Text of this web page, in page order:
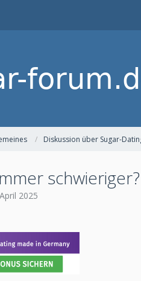
Diskussion über Sugar-
schwieriger?
2025